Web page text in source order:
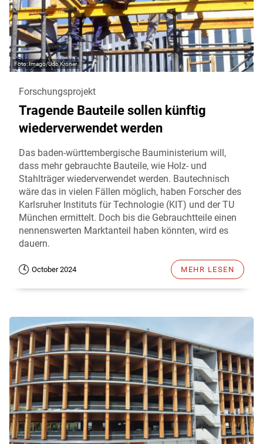
Imago/Udo Kröner
Forschungsprojekt
Tragende Bauteile sollen künftig
wiederverwendet werden
Das baden-württembergische Bauministerium will,
dass mehr gebrauchte Bauteile, wie Holz- und
Stahlträger wiederverwendet werden. Bautechnisch
wäre das in vielen Fällen möglich, haben Forscher des
Karlsruher Instituts für Technologie (KIT) und der TU
München ermittelt. Doch bis die Gebrauchtteile einen
nennenswerten Marktanteil haben könnten, wird es
dauern.
October 2024 MEHR LESEN